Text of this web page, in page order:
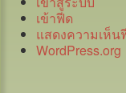
เข้าฟีด
แสดงความเห็น
WordPress.org